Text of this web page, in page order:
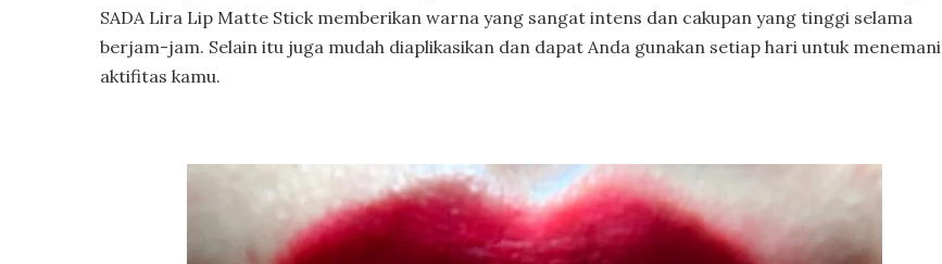
SADA Lira Lip Matte Stick memberikan warna yang sangat intens dan cakupan yang tinggi selama
berjam-jam. Selain itu juga mudah diaplikasikan dan dapat Anda gunakan setiap hari untuk menemani
aktifitas kamu.